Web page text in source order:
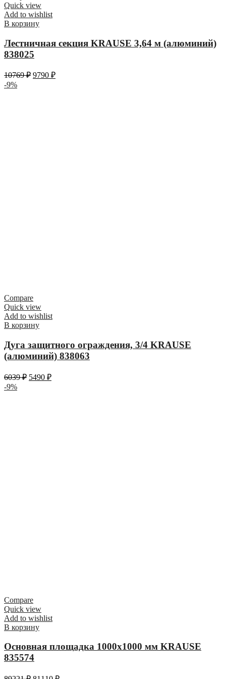
Quick view
Add to wishlist
В корзину
Лестничная секция KRAUSE 3,64 м (алюминий)
838025
10769₽ 9790 ₽
-9%
Compare
Quick view
Add to wishlist
В корзину
Дуга защитного ограждения, 3/4 KRAUSE
(алюминий) 838063
6039₽ 5490 ₽
-9%
Compare
Quick view
Add to wishlist
В корзину
Основная площадка 1000х1000 мм KRAUSE
835574